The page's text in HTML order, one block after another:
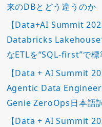
来のDBとどう違うのか
【Data+AI Summit
Databricks Lakehouse
なETLを“SQL-first”で
【Data + AI Summit
Agentic Data
Genie ZeroOps日本語
【Data + AI Summit